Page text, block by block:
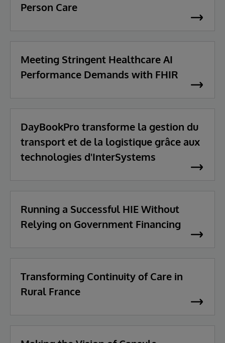
Person Care
Meeting Stringent Healthcare AI
Performance Demands with FHIR
DayBookPro transforme la gestion du
transport et de la logistique grâce aux
technologies d'InterSystems
Running a Successful HIE Without
Relying on Government Financing
Transforming Continuity of Care in
Rural France